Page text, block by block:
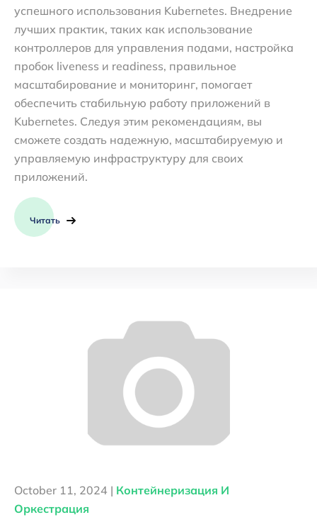
успешного использования Kubernetes. Внедрение
лучших практик, таких как использование
контроллеров для управления подами, настройка
пробок liveness и readiness, правильное
масштабирование и мониторинг, помогает
обеспечить стабильную работу приложений в
Kubernetes. Следуя этим рекомендациям, вы
сможете создать надежную, масштабируемую и
управляемую инфраструктуру для своих
приложений.
Читать
October 11, 2024 | Контейнеризация И
Оркестрация